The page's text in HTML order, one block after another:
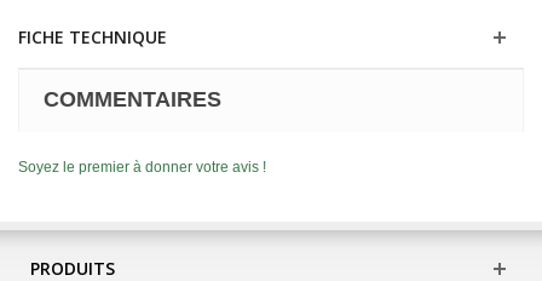
FICHE TECHNIQUE
COMMENTAIRES
Soyez le premier à donner votre avis !
PRODUITS